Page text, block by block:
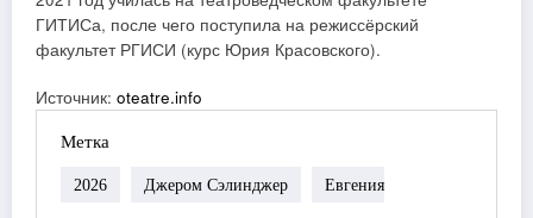
ГИТИСа, после чего поступила на режиссёрский
факультет РГИСИ (курс Юрия Красовского).
Источник: oteatre.info
Метка
2026 Джером Сэлинджер Евгения